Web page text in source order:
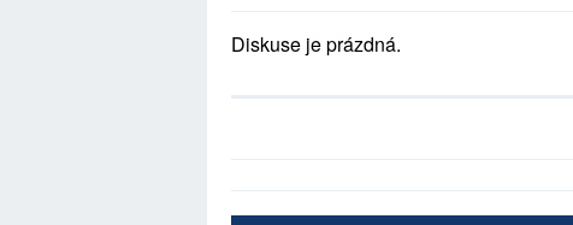
Diskuse je prázdná.